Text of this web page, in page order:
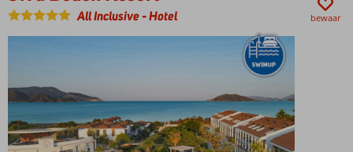
All Inclusive-Hotel bewaar